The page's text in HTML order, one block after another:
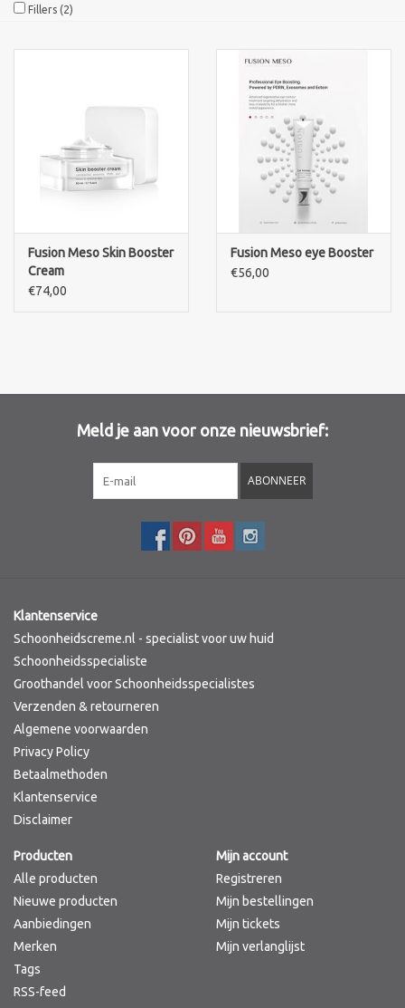
Merken
Fillers (2)
Fusion Meso Skin Booster
Cream
€74,00
Fusion Meso eye Booster
€56,00
Meld je aan voor onze nieuwsbrief:
ABONNEER
Klantenservice
Schoonheidscreme.nl - specialist voor uw huid
Schoonheidsspecialiste
Groothandel voor Schoonheidsspecialistes
Verzenden & retourneren
Algemene voorwaarden
Privacy Policy
Betaalmethoden
Klantenservice
Disclaimer
Producten
Alle producten
Nieuwe producten
Aanbiedingen
Merken
Tags
RSS-feed
Mijn account
Registreren
Mijn bestellingen
Mijn tickets
Mijn verlanglijst